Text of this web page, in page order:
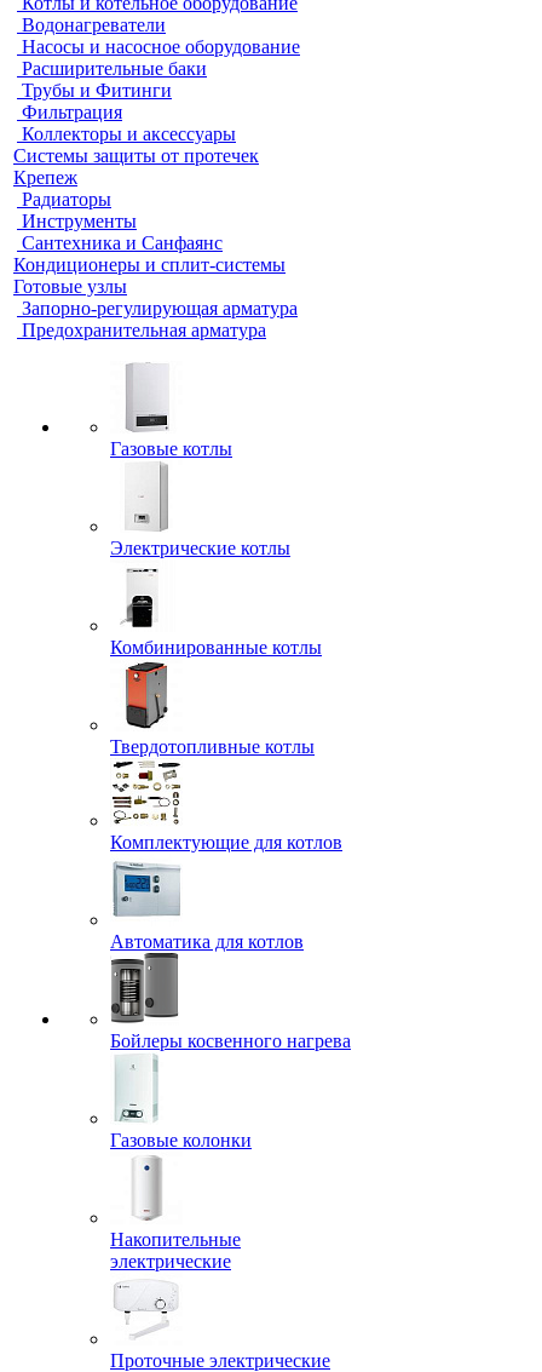
Водонагреватели
Насосы и насосное оборудование
Расширительные баки
Трубы и Фитинги
Фильтрация
Коллекторы и аксессуары
Системы защиты от протечек
Крепеж
Радиаторы
Инструменты
Сантехника и Санфаянс
Кондиционеры и сплит-системы
Готовые узлы
Запорно-регулирующая арматура
Предохранительная арматура
Газовые котлы
Электрические котлы
Комбинированные котлы
Твердотопливные котлы
Комплектующие для котлов
Автоматика для котлов
Бойлеры косвенного нагрева
Газовые колонки
Накопительные
электрические
Проточные электрические